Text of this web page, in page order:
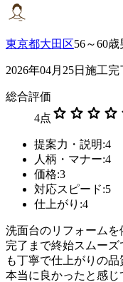
東京都大田区56～60歳
2026年04月25日施工完
総合評価
4点 star star star star
提案力・説明:4
人柄・マナー:4
価格:3
対応スピード:5
仕上がり:4
洗面台のリフォーム
完了まで終始スムー
も丁寧で仕上がりの
本当に良かったと感